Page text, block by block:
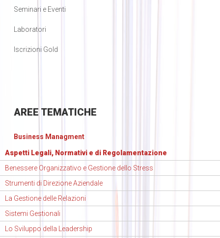
Seminari e Eventi
Laboratori
Iscrizioni Gold
AREE TEMATICHE
Business Managment
Aspetti Legali, Normativi e di Regolamentazione
Benessere Organizzativo e Gestione dello Stress
Strumenti di Direzione Aziendale
La Gestione delle Relazioni
Sistemi Gestionali
Lo Sviluppo della Leadership